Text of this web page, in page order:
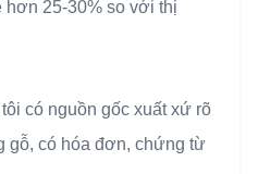
hơn 25-30% so với thị
có nguồn gốc xuất xứ rõ
gỗ, có hóa đơn, chứng từ